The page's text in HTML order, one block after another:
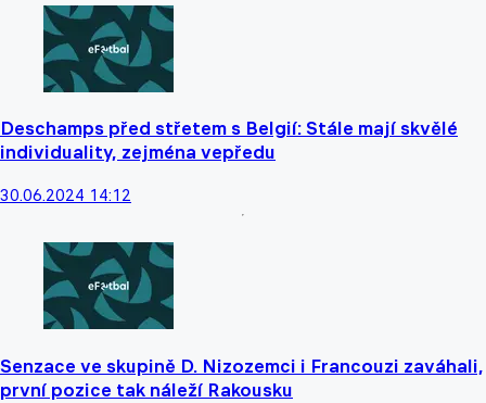
Deschamps před střetem s Belgií: Stále mají skvělé
individuality, zejména vepředu
30.06.2024 14:12
Senzace ve skupině D. Nizozemci i Francouzi zaváhali,
první pozice tak náleží Rakousku